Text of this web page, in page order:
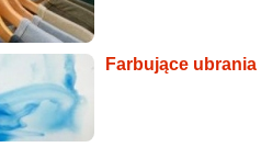
Farbujące ubrania